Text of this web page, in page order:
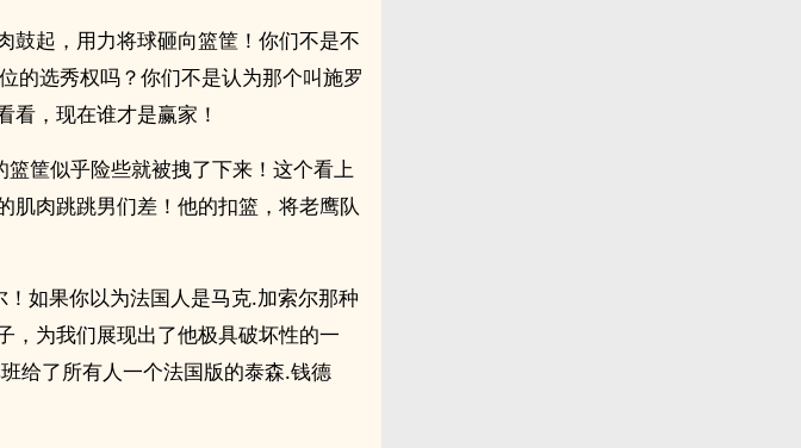
鼓起，用力将球砸向篮筐！你们不是不
的选秀权吗？你们不是认为那个叫施罗
看，现在谁才是赢家！
篮筐似乎险些就被拽了下来！这个看上
肌肉跳跳男们差！他的扣篮，将老鹰队
如果你以为法国人是马克.加索尔那种
，为我们展现出了他极具破坏性的一
给了所有人一个法国版的泰森.钱德